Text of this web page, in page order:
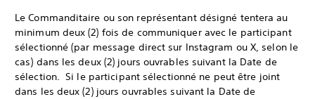
Le Commanditaire ou son représentant désigné tentera au
minimum deux (2) fois de communiquer avec le participant
sélectionné (par message direct sur Instagram ou X, selon le
cas) dans les deux (2) jours ouvrables suivant la Date de
sélection. Si le participant sélectionné ne peut être joint
dans les deux (2) jours ouvrables suivant la Date de